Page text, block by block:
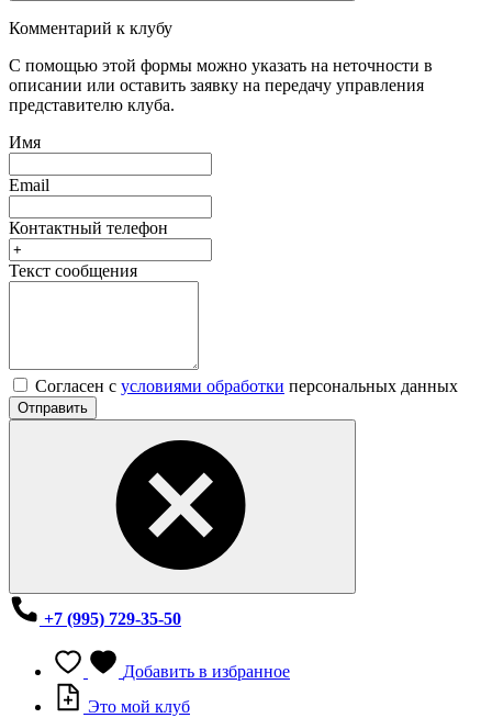
Комментарий к клубу
С помощью этой формы можно указать на неточности в
описании или оставить заявку на передачу управления
представителю клуба.
Имя
Email
Контактный телефон
Текст сообщения
Согласен с условиями обработки персональных данных
Отправить
+7 (995) 729-35-50
Добавить в избранное
Это мой клуб